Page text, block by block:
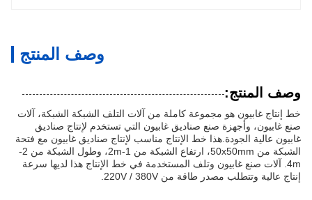
وصف المنتج
وصف المنتج:
خط إنتاج غابيون هو مجموعة كاملة من آلات التلف الشبكة الشبكة، آلات
صنع غابيون، وأجهزة صنع صناديق غابيون التي تستخدم لإنتاج صناديق
غابيون عالية الجودة.هذا خط الإنتاج مناسب لإنتاج صناديق غابيون مع فتحة
الشبكة من 50x50mm، ارتفاع الشبكة من 1-2m، وطول الشبكة من 2-
4m. آلات صنع غابيون وتلف المستخدمة في خط الإنتاج هذا لديها سرعة
إنتاج عالية وتتطلب مصدر طاقة من 220V / 380V.